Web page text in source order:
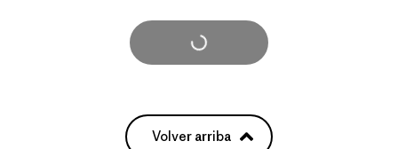
Cargar Más
Volver arriba